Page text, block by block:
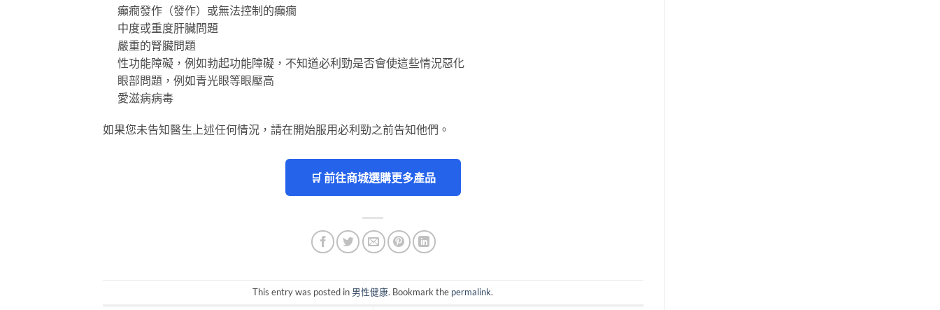
癲癇發作（發作）或無法控制的癲癇
中度或重度肝臟問題
嚴重的腎臟問題
性功能障礙，例如勃起功能障礙，不知道必利勁是否會使這些情況惡化
眼部問題，例如青光眼等眼壓高
愛滋病病毒
如果您未告知醫生上述任何情況，請在開始服用必利勁之前告知他們。
🛒 前往商城選購更多產品
This entry was posted in 男性健康. Bookmark the permalink.